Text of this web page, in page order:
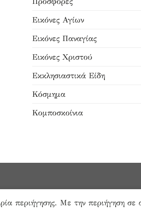
Εικόνες Αγίων
Εικόνες Παναγίας
Εικόνες Χριστού
Εκκλησιαστικά Είδη
Κόσμημα
Κομποσκοίνια
περιήγησης. Με την περιήγηση σε